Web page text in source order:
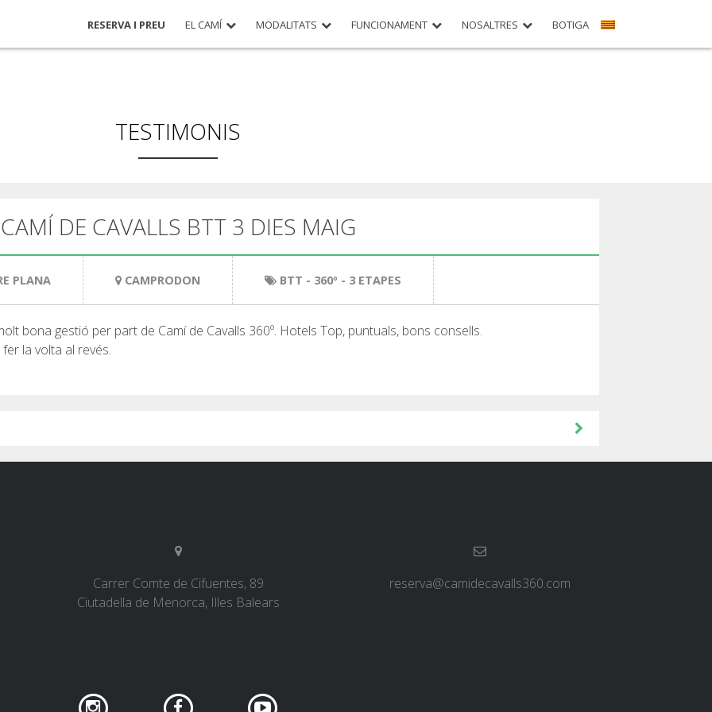
RESERVA I PREU EL CAMÍ MODALITATS FUNCIONAMENT NOSALTRES BOTIGA
TESTIMONIS
CAMÍ DE CAVALLS BTT 3 DIES MAIG
PLANA CAMPRODON BTT - 360º - 3 ETAPES
bona gestió per part de Camí de Cavalls 360º. Hotels Top, puntuals, bons consells.
la volta al revés.
Carrer Comte de Cifuentes, 89
Ciutadella de Menorca, Illes Balears
reserva@camidecavalls360.com